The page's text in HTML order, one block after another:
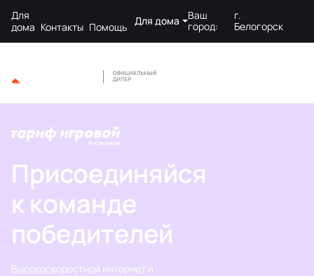
Для
дома Контакты Помощь Для дома
Ваш
город:
г.
Белогорск
Присоединяйся
к команде
победителей
Высокоскоростной интернет и